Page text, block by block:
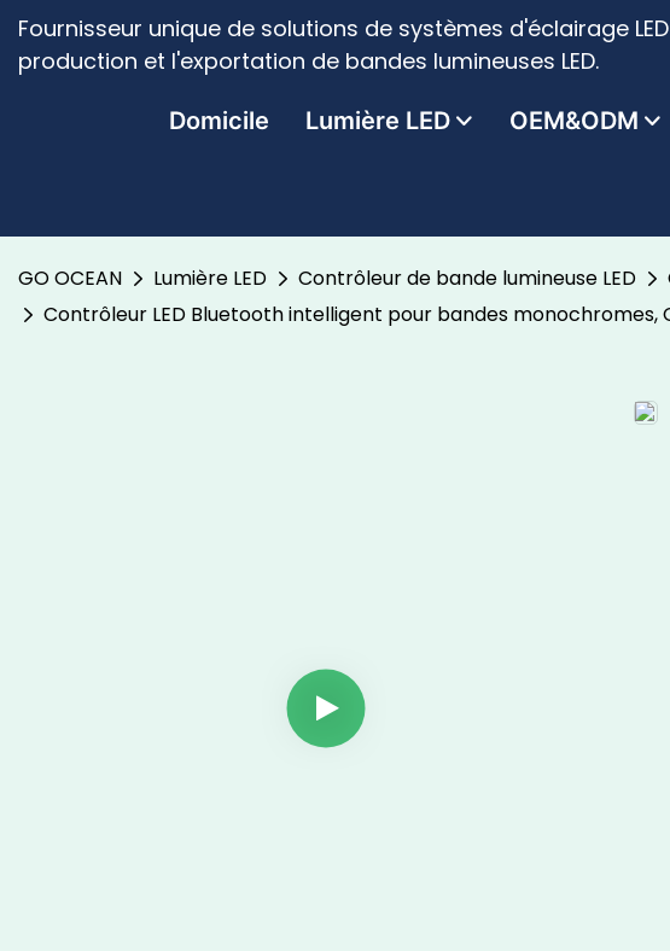
Fournisseur unique de solutions de systèmes d'éclairage
production et l'exportation de bandes lumineuses LED.
Domicile Lumière LED OEM&ODM
GO OCEAN Lumière LED Contrôleur de bande lumineuse LED
Contrôleur LED Bluetooth intelligent pour bandes monochromes,